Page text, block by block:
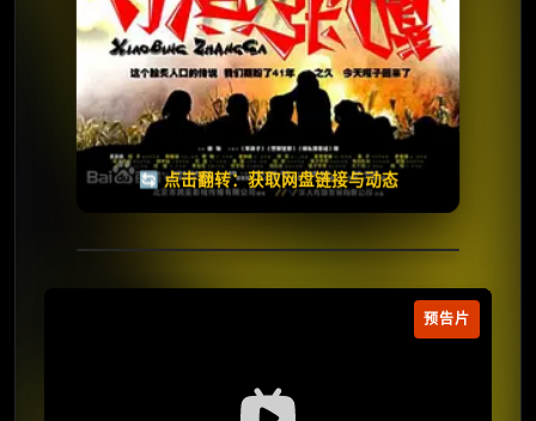
🔄 点击翻转：获取网盘链接与动态
失效请反馈
🧧️
天天领红包
预告片